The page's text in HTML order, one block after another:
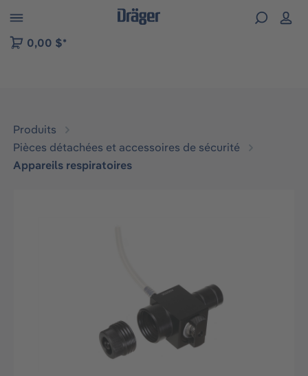
to B2B platform navigation
0,00 $*
Produits
Pièces détachées et accessoires de sécurité
Appareils respiratoires